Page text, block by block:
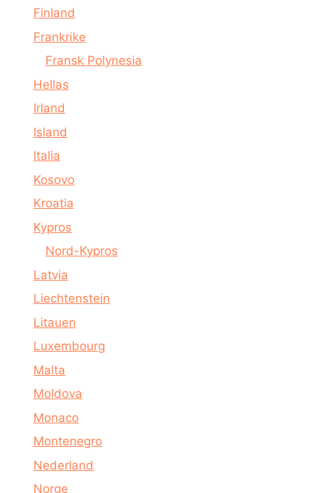
Finland
Frankrike
Fransk Polynesia
Hellas
Irland
Island
Italia
Kosovo
Kroatia
Kypros
Nord-Kypros
Latvia
Liechtenstein
Litauen
Luxembourg
Malta
Moldova
Monaco
Montenegro
Nederland
Norge